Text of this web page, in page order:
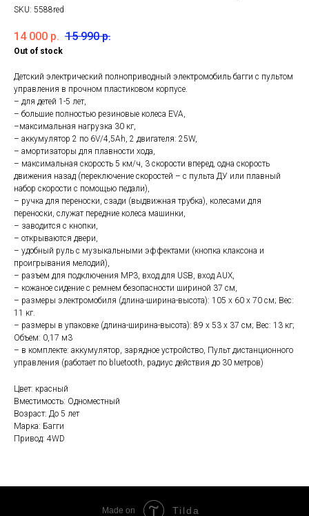
SKU: 5588red
14 000 р. 15 990 р.
Out of stock
Детский электрический полноприводный электромобиль багги с пультом
управления в прочном пластиковом корпусе.
– для детей 1-5 лет,
– большие полностью резиновые колеса EVA,
–максимальная нагрузка 30 кг,
– аккумулятор 2 по 6V/4,5Ah, 2 двигателя: 25W,
– амортизаторы для плавности хода,
– максимальная скорость 5 км/ч, 3 скорости вперед, одна скорость
движения назад (переключение скоростей – с пульта ДУ или плавный
набор скорости с помощью педали),
– ручка для переноски, сзади (выдвижная трубка), колесами для
переноски, служат передние колеса машинки,
– заводится с кнопки,
– открываются двери,
– удобный руль с музыкальными эффектами (кнопка клаксона и
проигрывания мелодий),
– разъем для подключения MP3, вход для USB, вход AUX,
– кожаное сидение с ремнем безопасности шириной 37 см,
– размеры электромобиля (длина-ширина-высота): 105 x 60 x 70 см; Вес:
11 кг.
– размеры в упаковке (длина-ширина-высота): 89 x 53 x 37 см; Вес: 13 кг;
Объем: 0,17 м3
– в комплекте: аккумулятор, зарядное устройство, Пульт дистанционного
управления (работает по bluetooth, радиус действия до 30 метров)
Цвет: красный
Вместимость: Одноместный
Возраст: До 5 лет
Марка: Багги
Привод: 4WD
Made on Tilda